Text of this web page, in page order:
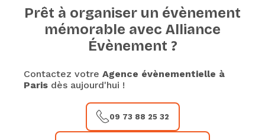
Prêt à organiser un évènement
mémorable avec Alliance
Évènement ?
Contactez votre Agence évènementielle à
Paris dès aujourd'hui !
09 73 88 25 32